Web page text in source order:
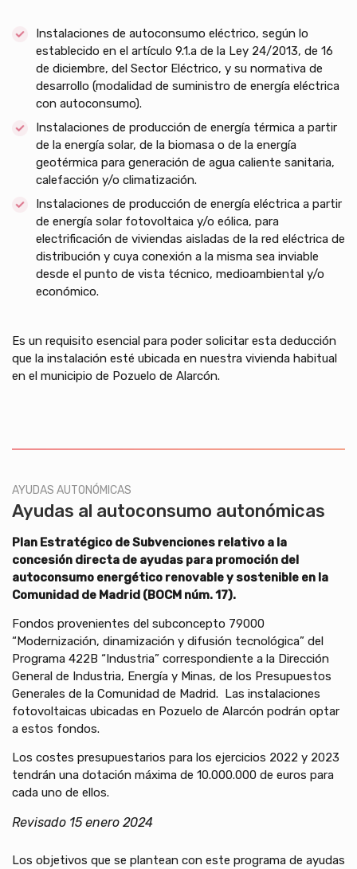
Instalaciones de autoconsumo eléctrico, según lo
establecido en el artículo 9.1.a de la Ley 24/2013, de 16
de diciembre, del Sector Eléctrico, y su normativa de
desarrollo (modalidad de suministro de energía eléctrica
con autoconsumo).
Instalaciones de producción de energía térmica a partir
de la energía solar, de la biomasa o de la energía
geotérmica para generación de agua caliente sanitaria,
calefacción y/o climatización.
Instalaciones de producción de energía eléctrica a partir
de energía solar fotovoltaica y/o eólica, para
electrificación de viviendas aisladas de la red eléctrica de
distribución y cuya conexión a la misma sea inviable
desde el punto de vista técnico, medioambiental y/o
económico.
Es un requisito esencial para poder solicitar esta deducción
que la instalación esté ubicada en nuestra vivienda habitual
en el municipio de Pozuelo de Alarcón.
AYUDAS AUTONÓMICAS
Ayudas al autoconsumo autonómicas
Plan Estratégico de Subvenciones relativo a la
concesión directa de ayudas para promoción del
autoconsumo energético renovable y sostenible en la
Comunidad de Madrid (BOCM núm. 17).
Fondos provenientes del subconcepto 79000
“Modernización, dinamización y difusión tecnológica” del
Programa 422B “Industria” correspondiente a la Dirección
General de Industria, Energía y Minas, de los Presupuestos
Generales de la Comunidad de Madrid. Las instalaciones
fotovoltaicas ubicadas en Pozuelo de Alarcón podrán optar
a estos fondos.
Los costes presupuestarios para los ejercicios 2022 y 2023
tendrán una dotación máxima de 10.000.000 de euros para
cada uno de ellos.
Revisado 15 enero 2024
Los objetivos que se plantean con este programa de ayudas